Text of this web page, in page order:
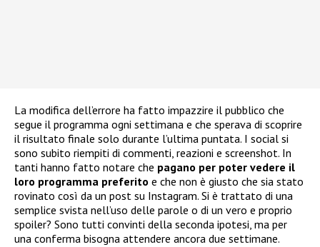
La modifica dell’errore ha fatto impazzire il pubblico che
segue il programma ogni settimana e che sperava di scoprire
il risultato finale solo durante l’ultima puntata. I social si
sono subito riempiti di commenti, reazioni e screenshot. In
tanti hanno fatto notare che pagano per poter vedere il
loro programma preferito e che non è giusto che sia stato
rovinato così da un post su Instagram. Si è trattato di una
semplice svista nell’uso delle parole o di un vero e proprio
spoiler? Sono tutti convinti della seconda ipotesi, ma per
una conferma bisogna attendere ancora due settimane.